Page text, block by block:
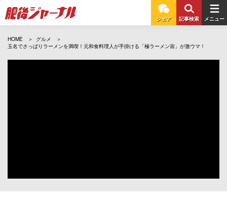
シェア 記事検索 メニュー
HOME
グルメ
玉名でさっぱりラーメンを満喫！元和食料理人が手掛ける「極ラーメン宙」が激ウマ！